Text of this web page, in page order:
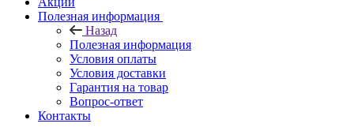
Полезная информация
Назад
Полезная информация
Условия оплаты
Условия доставки
Гарантия на товар
Вопрос-ответ
Контакты